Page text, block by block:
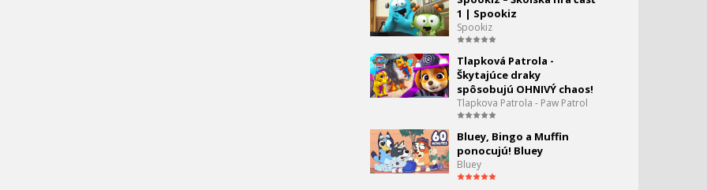
Larva - Haloween
Larva - Kúpeľ
Larva - čo skrýva slimák?
1 | Spookiz
Spookiz
Tlapková Patrola -
Škytajúce draky
spôsobujú OHNIVÝ chaos!
Tlapkova Patrola - Paw Patrol
Bluey, Bingo a Muffin
ponocujú! Bluey
Bluey